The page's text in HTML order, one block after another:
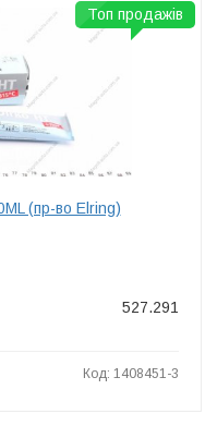
(пр-во Elring)
527.291
Код: 1408451-3
Топ продажів